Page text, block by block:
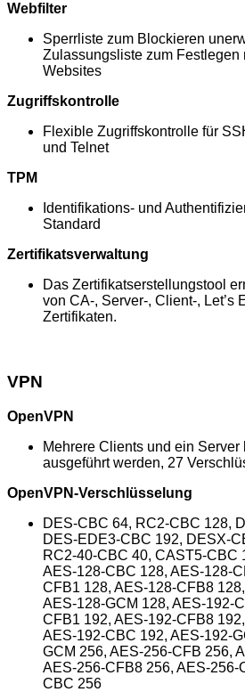
Webfilter
Sperrliste zum Blockieren
Zulassungsliste zum Festlegen
Websites
Zugriffskontrolle
Flexible Zugriffskontrolle für
und Telnet
TPM
Identifikations- und
Standard
Zertifikatsverwaltung
Das Zertifikatserstellungstool
von CA-, Server-, Client-, Let’s
Zertifikaten.
VPN
OpenVPN
Mehrere Clients und ein
ausgeführt werden, 27
OpenVPN-Verschlüsselung
DES-CBC 64, RC2-CBC 128,
DES-EDE3-CBC 192, DESX-
RC2-40-CBC 40, CAST5-CBC
AES-128-CBC 128, AES-128-
CFB1 128, AES-128-CFB8
AES-128-GCM 128, AES-192-
CFB1 192, AES-192-CFB8
AES-192-CBC 192, AES-192-
GCM 256, AES-256-CFB 256,
AES-256-CFB8 256, AES-256-
CBC 256